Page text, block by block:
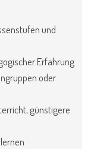
und
Erfahrung
oder
günstigere